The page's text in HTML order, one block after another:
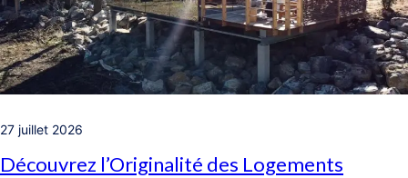
27 juillet 2026
Découvrez l’Originalité des Logements